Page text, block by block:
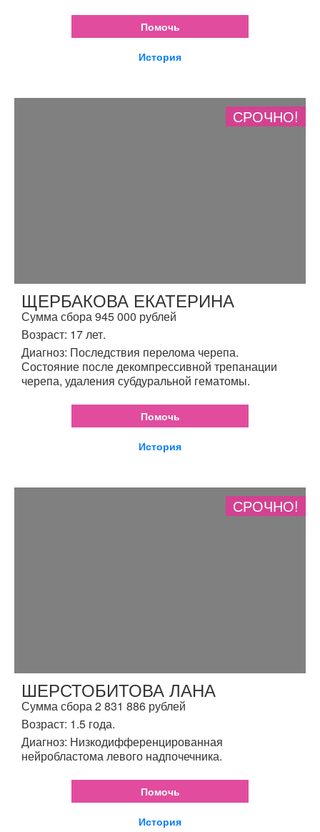
Помочь
История
СРОЧНО!
ЩЕРБАКОВА ЕКАТЕРИНА
Сумма сбора 945 000 рублей
Возраст: 17 лет.
Диагноз: Последствия перелома черепа.
Состояние после декомпрессивной трепанации
черепа, удаления субдуральной гематомы.
Помочь
История
СРОЧНО!
ШЕРСТОБИТОВА ЛАНА
Сумма сбора 2 831 886 рублей
Возраст: 1.5 года.
Диагноз: Низкодифференцированная
нейробластома левого надпочечника.
Помочь
История